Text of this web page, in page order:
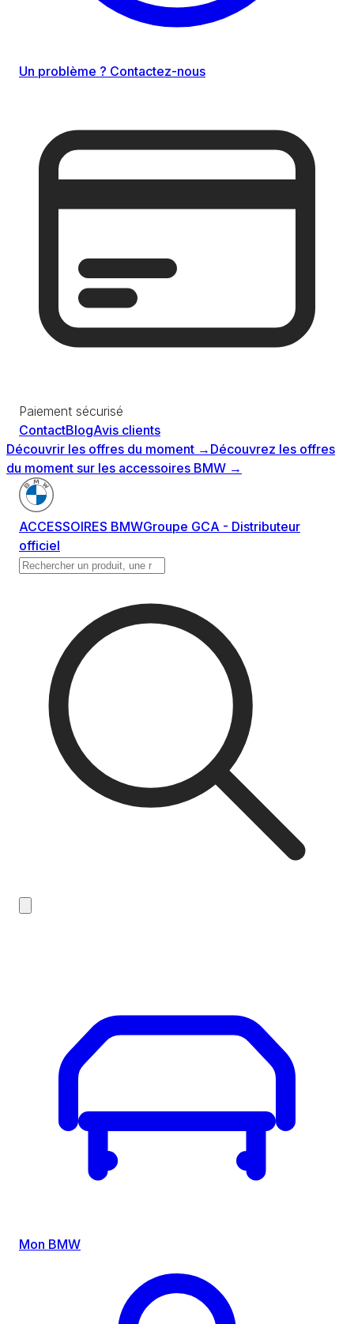
Un problème ? Contactez-nous
Paiement sécurisé
ContactBlogAvis clients
Découvrir les offres du moment → Découvrez les offres
du moment sur les accessoires BMW →
ACCESSOIRES BMWGroupe GCA - Distributeur
officiel
Mon BMW